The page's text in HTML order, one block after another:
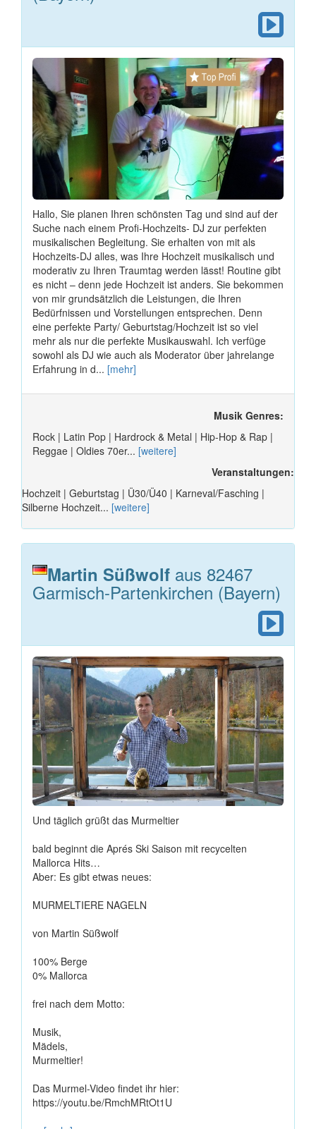
Hallo, Sie planen Ihren schönsten Tag und sind auf der
Suche nach einem Profi-Hochzeits- DJ zur perfekten
musikalischen Begleitung. Sie erhalten von mit als
Hochzeits-DJ alles, was Ihre Hochzeit musikalisch und
moderativ zu Ihren Traumtag werden lässt! Routine gibt
es nicht – denn jede Hochzeit ist anders. Sie bekommen
von mir grundsätzlich die Leistungen, die Ihren
Bedürfnissen und Vorstellungen entsprechen. Denn
eine perfekte Party/ Geburtstag/Hochzeit ist so viel
mehr als nur die perfekte Musikauswahl. Ich verfüge
sowohl als DJ wie auch als Moderator über jahrelange
Erfahrung in d... [mehr]
Musik Genres:
Rock | Latin Pop | Hardrock & Metal | Hip-Hop & Rap |
Reggae | Oldies 70er... [weitere]
Veranstaltungen:
Hochzeit | Geburtstag | Ü30/Ü40 | Karneval/Fasching |
Silberne Hochzeit... [weitere]
Martin Süßwolf aus 82467
Garmisch-Partenkirchen (Bayern)
Und täglich grüßt das Murmeltier
bald beginnt die Aprés Ski Saison mit recycelten
Mallorca Hits…
Aber: Es gibt etwas neues:
MURMELTIERE NAGELN
von Martin Süßwolf
100% Berge
0% Mallorca
frei nach dem Motto:
Musik,
Mädels,
Murmeltier!
Das Murmel-Video findet ihr hier:
https://youtu.be/RmchMRtOt1U